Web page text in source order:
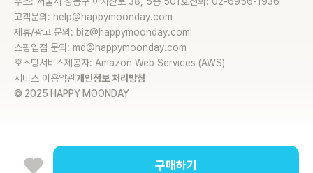
구매하기
© 2025 HAPPY MOONDAY
고객문의: help@happymoonday.com
제휴/광고 문의: biz@happymoonday.com
쇼핑입점 문의: md@happymoonday.com
호스팅서비스제공자: Amazon Web Services (AWS)
서비스 이용약관개인정보 처리방침